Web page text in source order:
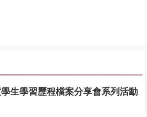
生學習歷程檔案分享會系列活動